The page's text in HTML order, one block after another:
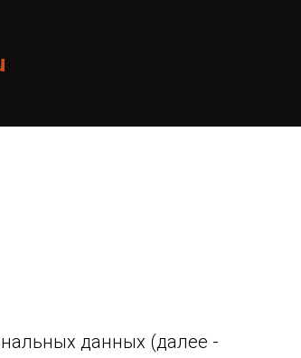
данных (далее -